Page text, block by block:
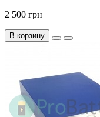
2 500 грн
В корзину